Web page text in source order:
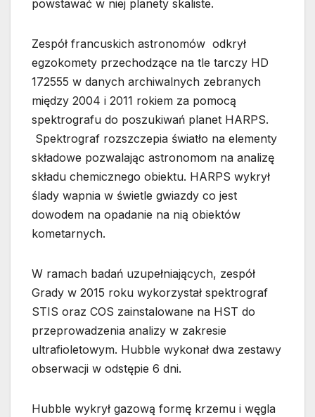
powstawać w niej planety skaliste.
Zespół francuskich astronomów odkrył
egzokomety przechodzące na tle tarczy HD
172555 w danych archiwalnych zebranych
między 2004 i 2011 rokiem za pomocą
spektrografu do poszukiwań planet HARPS.
Spektrograf rozszczepia światło na elementy
składowe pozwalając astronomom na analizę
składu chemicznego obiektu. HARPS wykrył
ślady wapnia w świetle gwiazdy co jest
dowodem na opadanie na nią obiektów
kometarnych.
W ramach badań uzupełniających, zespół
Grady w 2015 roku wykorzystał spektrograf
STIS oraz COS zainstalowane na HST do
przeprowadzenia analizy w zakresie
ultrafioletowym. Hubble wykonał dwa zestawy
obserwacji w odstępie 6 dni.
Hubble wykrył gazową formę krzemu i węgla